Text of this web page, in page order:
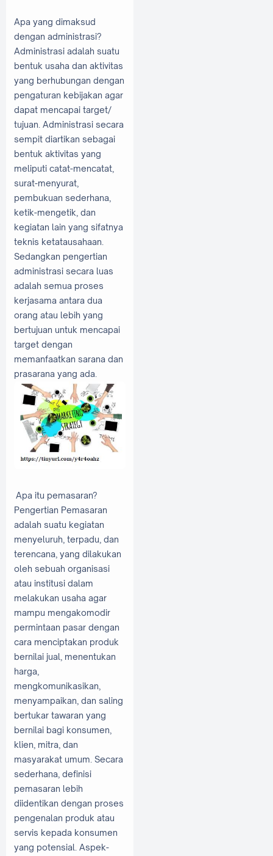
Apa yang dimaksud
dengan administrasi?
Administrasi adalah suatu
bentuk usaha dan aktivitas
yang berhubungan dengan
pengaturan kebijakan agar
dapat mencapai target/
tujuan. Administrasi secara
sempit diartikan sebagai
bentuk aktivitas yang
meliputi catat-mencatat,
surat-menyurat,
pembukuan sederhana,
ketik-mengetik, dan
kegiatan lain yang sifatnya
teknis ketatausahaan.
Sedangkan pengertian
administrasi secara luas
adalah semua proses
kerjasama antara dua
orang atau lebih yang
bertujuan untuk mencapai
target dengan
memanfaatkan sarana dan
prasarana yang ada.
Apa itu pemasaran?
Pengertian Pemasaran
adalah suatu kegiatan
menyeluruh, terpadu, dan
terencana, yang dilakukan
oleh sebuah organisasi
atau institusi dalam
melakukan usaha agar
mampu mengakomodir
permintaan pasar dengan
cara menciptakan produk
bernilai jual, menentukan
harga,
mengkomunikasikan,
menyampaikan, dan saling
bertukar tawaran yang
bernilai bagi konsumen,
klien, mitra, dan
masyarakat umum. Secara
sederhana, definisi
pemasaran lebih
diidentikan dengan proses
pengenalan produk atau
servis kepada konsumen
yang potensial. Aspek-